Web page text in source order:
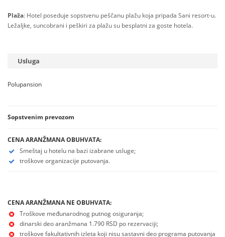
Plaža: Hotel poseduje sopstvenu peščanu plažu koja pripada Sani resort-u.
Ležaljke, suncobrani i peškiri za plažu su besplatni za goste hotela.
Usluga
Polupansion
Sopstvenim prevozom
CENA ARANŽMANA OBUHVATA:
Smeštaj u hotelu na bazi izabrane usluge;
troškove organizacije putovanja.
CENA ARANŽMANA NE OBUHVATA:
Troškove međunarodnog putnog osiguranja;
dinarski deo aranžmana 1.790 RSD po rezervaciji;
troškove fakultativnih izleta koji nisu sastavni deo programa putovanja